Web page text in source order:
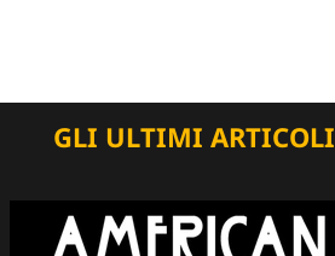
GLI ULTIMI ARTICOLI